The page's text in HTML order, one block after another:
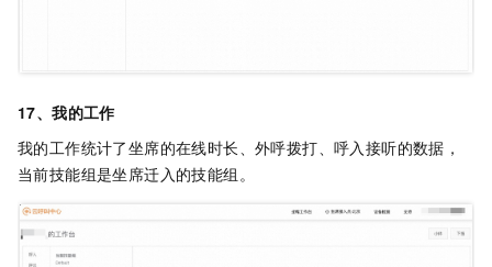
17、我的工作
我的工作统计了坐席的在线时长、外呼拨打、呼入接听的数据，
当前技能组是坐席迁入的技能组。